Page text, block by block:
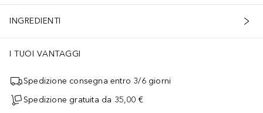
INGREDIENTI
I TUOI VANTAGGI
Spedizione consegna entro 3/6 giorni
Spedizione gratuita da 35,00 €